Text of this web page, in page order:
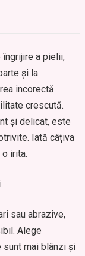
a pielii,
și la
incorectă
crescută.
și delicat, este
Iată câțiva
irita.
sau abrazive,
Alege
sunt mai blânzi și